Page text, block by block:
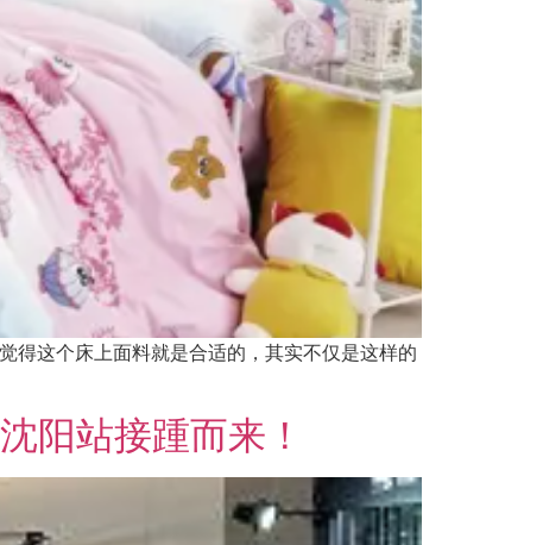
得这个床上面料就是合适的，其实不仅是这样的
阳站接踵而来！